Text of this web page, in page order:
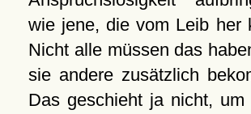
wie jene, die vom Leib her
Nicht alle müssen das
sie andere zusätzlich
Das geschieht ja nicht, um